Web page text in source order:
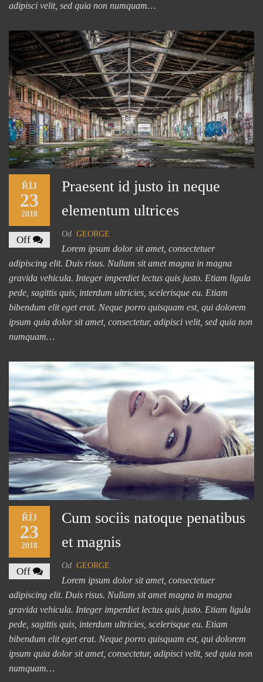
adipisci velit, sed quia non numquam…
ŘÍJ
23
2018
Off
Praesent id justo in neque
elementum ultrices
Od GEORGE
Lorem ipsum dolor sit amet, consectetuer
adipiscing elit. Duis risus. Nullam sit amet magna in magna
gravida vehicula. Integer imperdiet lectus quis justo. Etiam ligula
pede, sagittis quis, interdum ultricies, scelerisque eu. Etiam
bibendum elit eget erat. Neque porro quisquam est, qui dolorem
ipsum quia dolor sit amet, consectetur, adipisci velit, sed quia non
numquam…
ŘÍJ
23
2018
Off
Cum sociis natoque penatibus
et magnis
Od GEORGE
Lorem ipsum dolor sit amet, consectetuer
adipiscing elit. Duis risus. Nullam sit amet magna in magna
gravida vehicula. Integer imperdiet lectus quis justo. Etiam ligula
pede, sagittis quis, interdum ultricies, scelerisque eu. Etiam
bibendum elit eget erat. Neque porro quisquam est, qui dolorem
ipsum quia dolor sit amet, consectetur, adipisci velit, sed quia non
numquam…